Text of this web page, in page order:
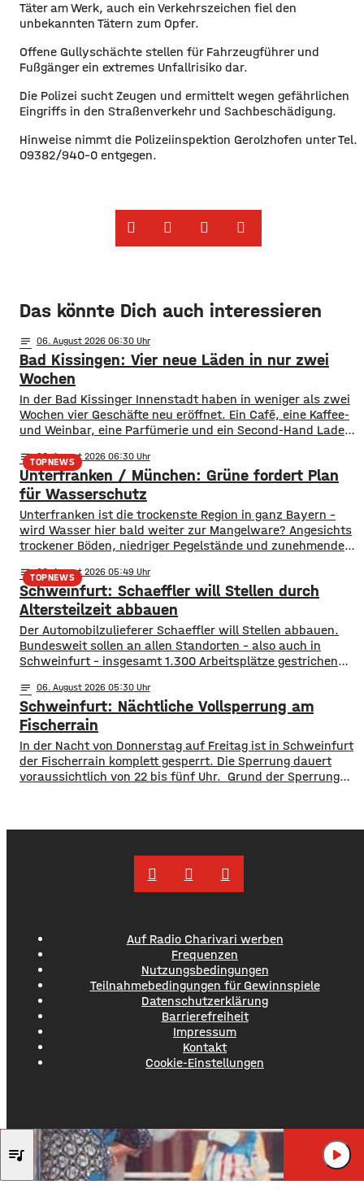
Täter am Werk, auch ein Verkehrszeichen fiel den
unbekannten Tätern zum Opfer.
Offene Gullyschächte stellen für Fahrzeugführer und
Fußgänger ein extremes Unfallrisiko dar.
Die Polizei sucht Zeugen und ermittelt wegen gefährlichen
Eingriffs in den Straßenverkehr und Sachbeschädigung.
Hinweise nimmt die Polizeiinspektion Gerolzhofen unter Tel.
09382/940-0 entgegen.
Das könnte Dich auch interessieren
notes 06. August 2026 06:30
Bad Kissingen: Vier neue Läden in nur zwei
Wochen
In der Bad Kissinger Innenstadt haben in weniger als zwei
Wochen vier Geschäfte neu eröffnet. Ein Café, eine Kaffee-
und Weinbar, eine Parfümerie und ein Second-Hand Laden
Kissingens Oberbürgermeister Dirk Vogel und der
Wirtschaftsförderer der Stadt Sebastian Bünner sehen
damit ihr Engagement und den aktuellen Kurs der
TOPNEWS
notes 06. August 2026 06:30
Unterfranken / München: Grüne fordert Plan
für Wasserschutz
​​Unterfranken ist die trockenste Region in ganz Bayern –
wird Wasser hier bald weiter zur Mangelware? Angesichts
trockener Böden, niedriger Pegelstände und zunehmender
​Mit einem neuen Antrag fordern sie einen 10-Punkte-
Wasser-Notfallplan für Bayern. ​Die Grünen-Fraktion hat
dabei kurzfristige und langfristige Maßnahmen im Petto.
So sollen unter anderem
TOPNEWS
notes 06. August 2026 05:49
Schweinfurt: Schaeffler will Stellen durch
Altersteilzeit abbauen
Der Automobilzulieferer Schaeffler will Stellen abbauen.
Bundesweit sollen an allen Standorten – also auch in
Schweinfurt – insgesamt 1.300 Arbeitsplätze gestrichen
Beschäftigte der Jahrgänge 1971 und älter können
Angebote zur Altersteilzeit nutzen. Laut dem Konzern ist
das Interesse daran groß. Hintergrund sind ein schwieriges
Marktumfeld und sinkende Umsätze im
notes 06. August 2026 05:30
Schweinfurt: Nächtliche Vollsperrung am
Fischerrain
In der Nacht von Donnerstag auf Freitag ist in Schweinfurt
der Fischerrain komplett gesperrt. Die Sperrung dauert
voraussichtlich von 22 bis fünf Uhr. Grund der Sperrung
Auf Radio Charivari werben
Frequenzen
Nutzungsbedingungen
Teilnahmebedingungen für Gewinnspiele
Datenschutzerklärung
Barrierefreiheit
Impressum
Kontakt
Cookie-Einstellungen
JAMES BROWN
LIVING IN
play_arrow
queue_music